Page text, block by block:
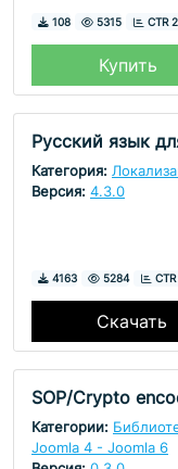
Скачивания
108 Просмотры
5315 CTR
Купить
Русский язык
Категория:
Версия: 4.3.0
Скачивания
4163 Просмотры
5284
Скачать
SOP/Crypto
Категории:
Joomla 4 - Joomla 6